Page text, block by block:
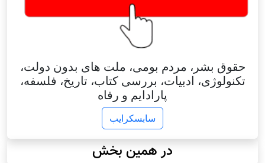
حقوق بشر، مردم بومی، ملت های بدون دولت،
تکنولوژی، ادبیات، بررسی کتاب، تاریخ، فلسفه،
پارادایم و رفاه
سابسکرایب
در همین بخش